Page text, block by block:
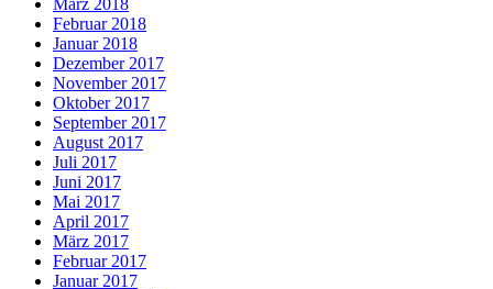
März 2018
Februar 2018
Januar 2018
Dezember 2017
November 2017
Oktober 2017
September 2017
August 2017
Juli 2017
Juni 2017
Mai 2017
April 2017
März 2017
Februar 2017
Januar 2017